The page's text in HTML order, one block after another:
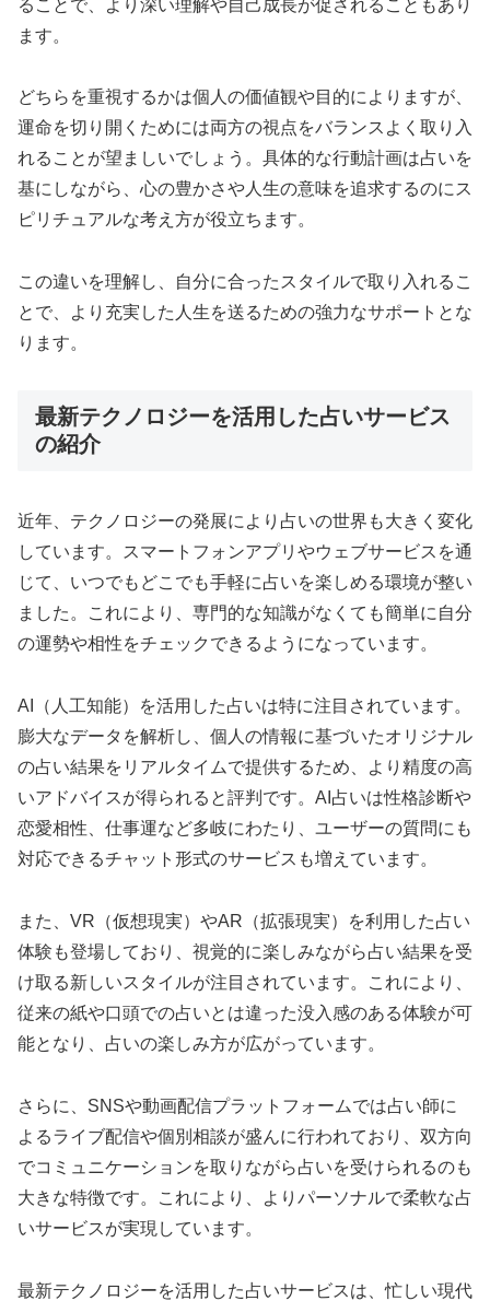
ることで、より深い理解や自己成長が促されることもあり
ます。
どちらを重視するかは個人の価値観や目的によりますが、
運命を切り開くためには両方の視点をバランスよく取り入
れることが望ましいでしょう。具体的な行動計画は占いを
基にしながら、心の豊かさや人生の意味を追求するのにス
ピリチュアルな考え方が役立ちます。
この違いを理解し、自分に合ったスタイルで取り入れるこ
とで、より充実した人生を送るための強力なサポートとな
ります。
最新テクノロジーを活用した占いサービス
の紹介
近年、テクノロジーの発展により占いの世界も大きく変化
しています。スマートフォンアプリやウェブサービスを通
じて、いつでもどこでも手軽に占いを楽しめる環境が整い
ました。これにより、専門的な知識がなくても簡単に自分
の運勢や相性をチェックできるようになっています。
AI（人工知能）を活用した占いは特に注目されています。
膨大なデータを解析し、個人の情報に基づいたオリジナル
の占い結果をリアルタイムで提供するため、より精度の高
いアドバイスが得られると評判です。AI占いは性格診断や
恋愛相性、仕事運など多岐にわたり、ユーザーの質問にも
対応できるチャット形式のサービスも増えています。
また、VR（仮想現実）やAR（拡張現実）を利用した占い
体験も登場しており、視覚的に楽しみながら占い結果を受
け取る新しいスタイルが注目されています。これにより、
従来の紙や口頭での占いとは違った没入感のある体験が可
能となり、占いの楽しみ方が広がっています。
さらに、SNSや動画配信プラットフォームでは占い師に
よるライブ配信や個別相談が盛んに行われており、双方向
でコミュニケーションを取りながら占いを受けられるのも
大きな特徴です。これにより、よりパーソナルで柔軟な占
いサービスが実現しています。
最新テクノロジーを活用した占いサービスは、忙しい現代